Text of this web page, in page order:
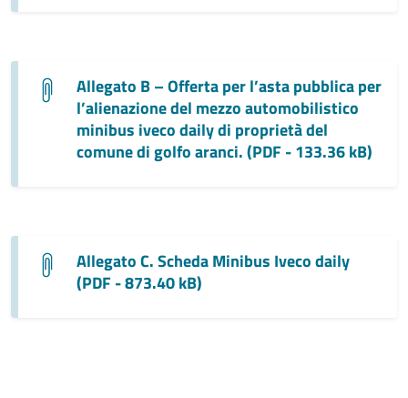
Allegato B – Offerta per l’asta pubblica per
l’alienazione del mezzo automobilistico
minibus iveco daily di proprietà del
comune di golfo aranci. (PDF - 133.36 kB)
Allegato C. Scheda Minibus Iveco daily
(PDF - 873.40 kB)